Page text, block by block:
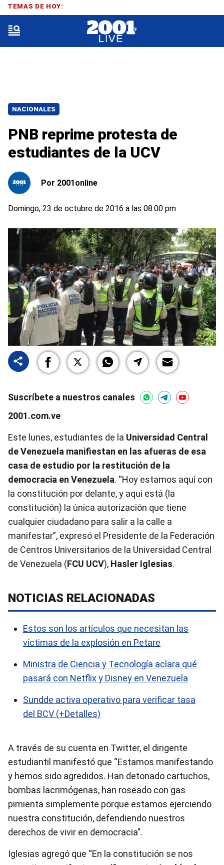
NACIONALES
PNB reprime protesta de
estudiantes de la UCV
Por 2001online
Domingo, 23 de octubre de 2016 a las 08:00 pm
Suscríbete a nuestros canales
2001.com.ve
Este lunes, estudiantes de la Universidad Central
de Venezuela manifiestan en las afueras de esa
casa de estudio por la restitución de la
democracia en Venezuela. “Hoy estamos aquí con
la constitución por delante, y aquí está (la
constitución) la única autorización que tiene
cualquier ciudadano para salir a la calle a
manifestar”, expresó el Presidente de la Federación
de Centros Universitarios de la Universidad Central
de Venezuela (FCU UCV), Hasler Iglesias.
NOTICIAS RELACIONADAS
Estos son los artículos que necesitan las
víctimas de la explosión en Petare
Ministra de Ciencia y Tecnología aclara qué
pasará con Netflix y Disney en Venezuela
Sundde activa operativo para verificar tasa
del BCV (+Detalles)
A través de su cuenta en Twitter, el dirigente
estudiantil manifestó que “Estamos manifestando
y hemos sido agredidos. Han detonado cartuchos,
bombas lacrimógenas, han roseado con gas
pimienta simplemente porque estamos ejerciendo
nuestra constitución, defendiendo nuestros
derechos de vivir en democracia”.
Iglesias agregó que “En la constitución se nos
TEMAS DE HOY: